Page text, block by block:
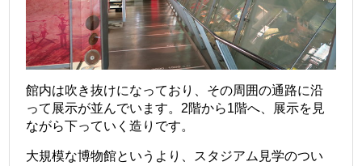
館内は吹き抜けになっており、その周囲の通路に沿
って展示が並んでいます。2階から1階へ、展示を見
ながら下っていく造りです。
大規模な博物館というより、スタジアム見学のつい